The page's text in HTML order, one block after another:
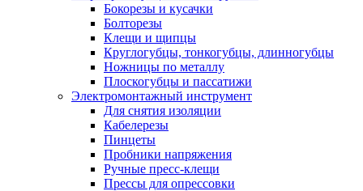
Бокорезы и кусачки
Болторезы
Клещи и щипцы
Круглогубцы, тонкогубцы, длинногубцы
Ножницы по металлу
Плоскогубцы и пассатижи
Электромонтажный инструмент
Для снятия изоляции
Кабелерезы
Пинцеты
Пробники напряжения
Ручные пресс-клещи
Прессы для опрессовки